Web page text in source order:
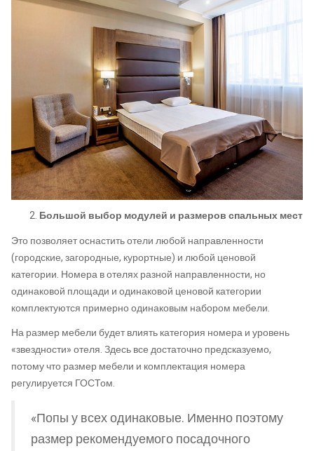
Большой выбор модулей и размеров спальных мест
Это позволяет оснастить отели любой направленности
(городские, загородные, курортные) и любой ценовой
категории. Номера в отелях разной направленности, но
одинаковой площади и одинаковой ценовой категории
комплектуются примерно одинаковым набором мебели.
На размер мебели будет влиять категория номера и уровень
«звездности» отеля. Здесь все достаточно предсказуемо,
потому что размер мебели и комплектация номера
регулируется ГОСТом.
«Попы у всех одинаковые. Именно поэтому
размер рекомендуемого посадочного